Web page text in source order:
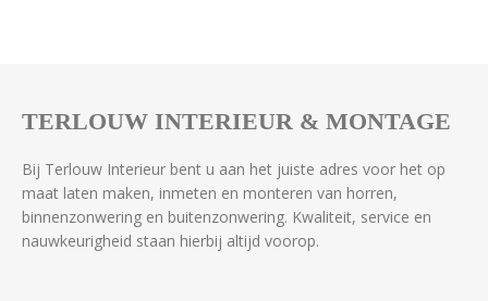
TERLOUW INTERIEUR & MONTAGE
Bij Terlouw Interieur bent u aan het juiste adres voor het op
maat laten maken, inmeten en monteren van horren,
binnenzonwering en buitenzonwering. Kwaliteit, service en
nauwkeurigheid staan hierbij altijd voorop.